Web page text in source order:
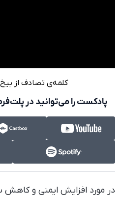
کلمه‌ی تصادف از
پادکست را می‌توانید در
در مورد افزایش ایمنی و کاهش